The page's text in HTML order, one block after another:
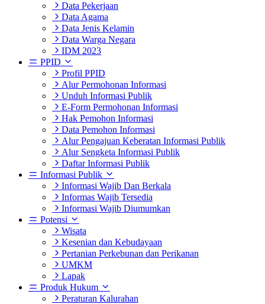
Data Pekerjaan
Data Agama
Data Jenis Kelamin
Data Warga Negara
IDM 2023
PPID
Profil PPID
Alur Permohonan Informasi
Unduh Informasi Publik
E-Form Permohonan Informasi
Hak Pemohon Informasi
Data Pemohon Informasi
Alur Pengajuan Keberatan Informasi Publik
Alur Sengketa Informasi Publik
Daftar Informasi Publik
Informasi Publik
Informasi Wajib Dan Berkala
Informas Wajib Tersedia
Informasi Wajib Diumumkan
Potensi
Wisata
Kesenian dan Kebudayaan
Pertanian Perkebunan dan Perikanan
UMKM
Lapak
Produk Hukum
Peraturan Kalurahan